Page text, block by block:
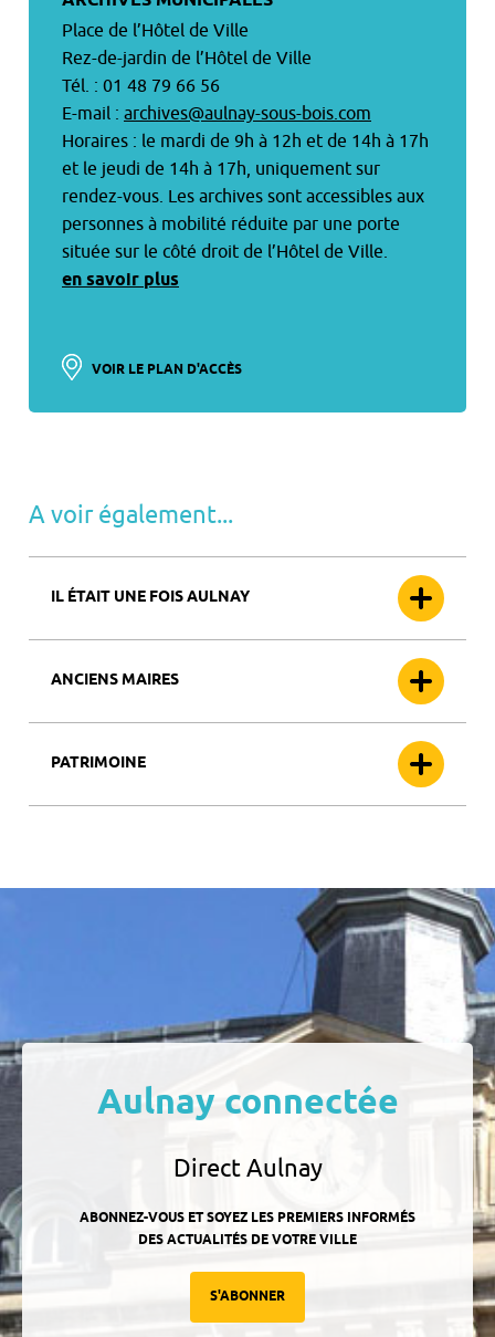
Place de l’Hôtel de Ville
Rez-de-jardin de l’Hôtel de Ville
Tél. : 01 48 79 66 56
E-mail : archives@aulnay-sous-bois.com
Horaires : le mardi de 9h à 12h et de 14h à 17h
et le jeudi de 14h à 17h, uniquement sur
rendez-vous. Les archives sont accessibles aux
personnes à mobilité réduite par une porte
située sur le côté droit de l’Hôtel de Ville.
en savoir plus
VOIR LE PLAN D'ACCÈS
A voir également...
IL ÉTAIT UNE FOIS AULNAY
ANCIENS MAIRES
PATRIMOINE
Aulnay connectée
Direct Aulnay
ABONNEZ-VOUS ET SOYEZ LES PREMIERS INFORMÉS
DES ACTUALITÉS DE VOTRE VILLE
S'ABONNER